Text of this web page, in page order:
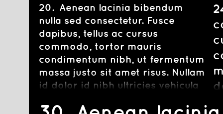
parturient montes,
nascetur ridiculus mus.
Nulla vitae elit libero, a
pharetra augue.
nascetur ridiculus
vitae elit libero, a
augue.
20. Aenean lacinia bibendum
nulla sed consectetur. Fusce
dapibus, tellus ac cursus
commodo, tortor mauris
condimentum nibh, ut fermentum
massa justo sit amet risus. Nullam
id dolor id nibh ultricies vehicula
penatibus et magnis dis